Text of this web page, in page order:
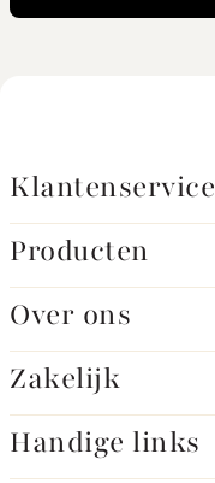
Klantenservice
Producten
Over ons
Zakelijk
Handige links